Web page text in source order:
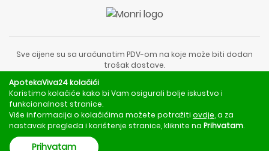
Sve cijene su sa uračunatim PDV-om na koje može biti dodan
trošak dostave.
liječnički pregled ili savjet farmaceuta.
Za obavijesti o mjerama opreza, rizicima i nuspojavama
obratite se svom liječniku ili farmaceutu.
Copyright © 2020 - 2026 | ApotekaViva24 | Sva prava zadržava
ApotekaViva24 kolačići
Koristimo kolačiće kako bi Vam osigurali bolje iskustvo i
funkcionalnost stranice.
Više informacija o kolačićima možete potražiti ovdje , a za
nastavak pregleda i korištenje stranice, kliknite na Prihvatam.
Prihvatam